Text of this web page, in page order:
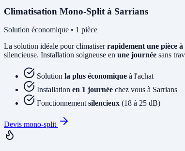
Climatisation Mono-Split à Sarrians
Solution économique • 1 pièce
La solution idéale pour climatiserrapidement une pièce
silencieuse. Installation soigneuse en une journée sans
Solution la plus économique à l'achat
Installation en 1 journée chez vous à Sarrians
Fonctionnement silencieux (18 à 25 dB)
Devis mono-split